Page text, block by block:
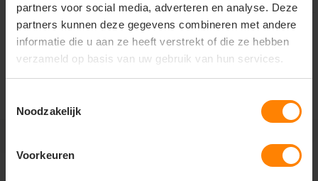
partners voor social media, adverteren en analyse. Deze
partners kunnen deze gegevens combineren met andere
informatie die u aan ze heeft verstrekt of die ze hebben
verzameld op basis van uw gebruik van hun services.
Noodzakelijk
Voorkeuren
1 2 3 4 5